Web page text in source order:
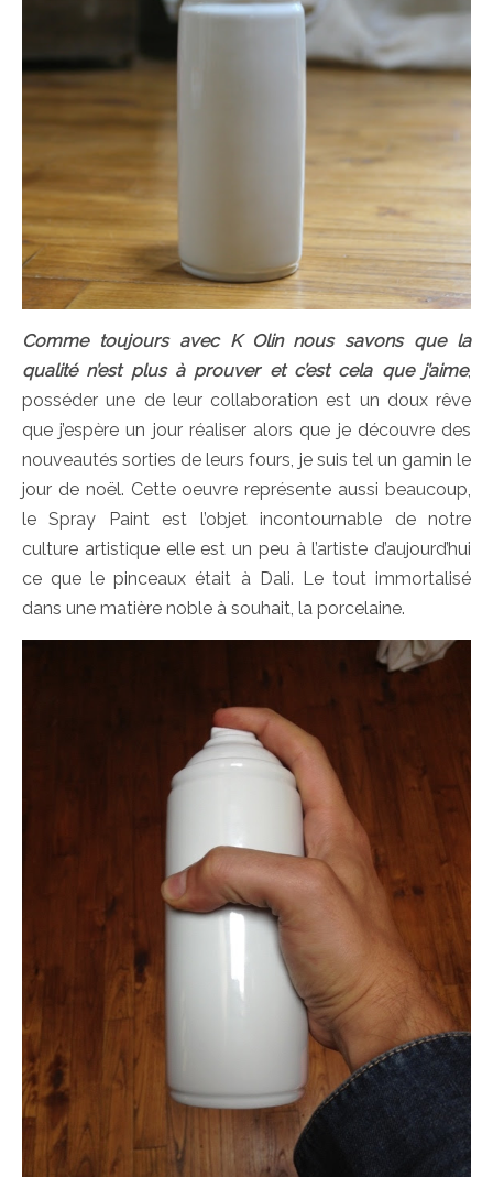
Comme toujours avec K Olin nous savons que la
qualité n’est plus à prouver et c’est cela que j’aime,
posséder une de leur collaboration est un doux rêve
que j’espère un jour réaliser alors que je découvre des
nouveautés sorties de leurs fours, je suis tel un gamin le
jour de noël. Cette oeuvre représente aussi beaucoup,
le Spray Paint est l’objet incontournable de notre
culture artistique elle est un peu à l’artiste d’aujourd’hui
ce que le pinceaux était à Dali. Le tout immortalisé
dans une matière noble à souhait, la porcelaine.